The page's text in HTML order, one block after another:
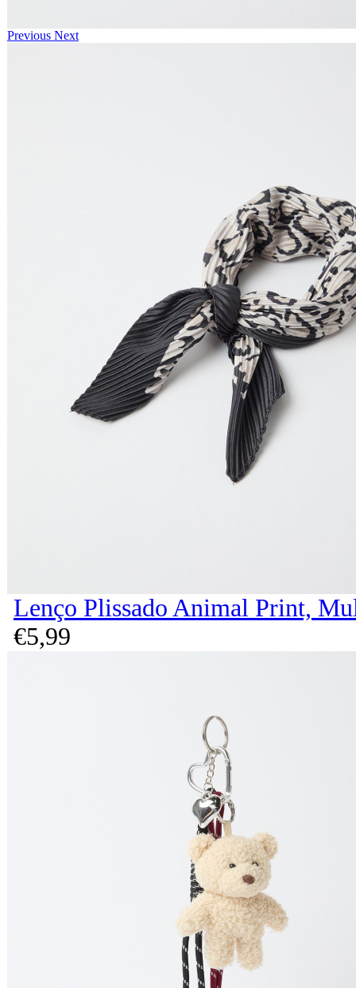
Previous Next
Lenço Plissado Animal Print,
€5,99